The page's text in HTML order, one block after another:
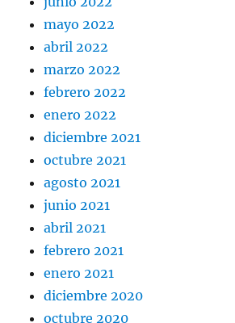
mayo 2022
abril 2022
marzo 2022
febrero 2022
enero 2022
diciembre 2021
octubre 2021
agosto 2021
junio 2021
abril 2021
febrero 2021
enero 2021
diciembre 2020
octubre 2020